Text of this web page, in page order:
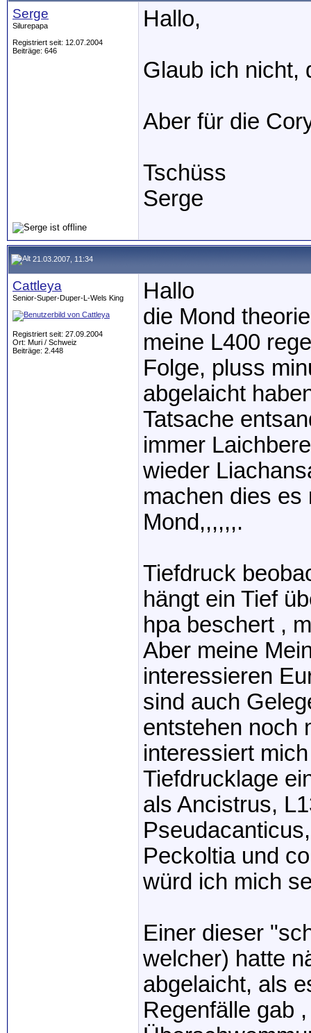
Serge
Silurepapa
Registriert seit: 12.07.2004
Beiträge: 646
Hallo,
Glaub ich nicht,
Aber für die
Tschüss
Serge
21.03.2007, 11:34
Cattleya
Senior-Super-Duper-L-Wels King
Registriert seit: 27.09.2004
Ort: Muri / Schweiz
Beiträge: 2.448
Hallo
die Mond
meine L400
Folge, pluss
abgelaicht
Tatsache
immer
wieder
machen dies es
Mond,,,,,,.
Tiefdruck
hängt ein Tief
hpa beschert ,
Aber meine
interessieren
sind auch
entstehen noch
interessiert
Tiefdrucklage
als Ancistrus,
Peckoltia und
würd ich mich
Einer dieser
welcher) hatte
abgelaicht, als
Regenfälle gab